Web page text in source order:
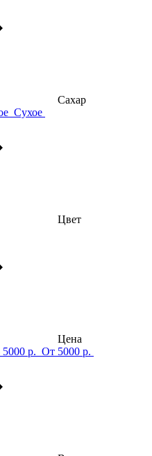
Сахар
Сухое
Цвет
Цена
5000 р. От 5000 р.